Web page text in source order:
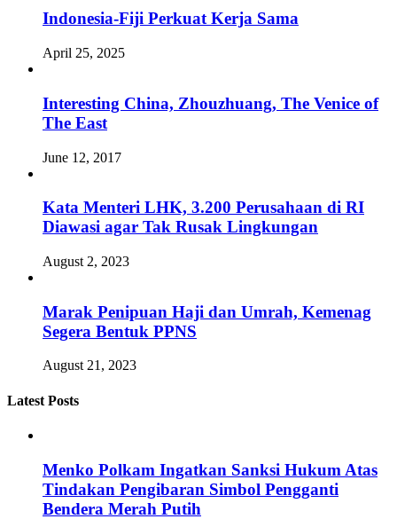
Indonesia-Fiji Perkuat Kerja Sama
April 25, 2025
Interesting China, Zhouzhuang, The Venice of
The East
June 12, 2017
Kata Menteri LHK, 3.200 Perusahaan di RI
Diawasi agar Tak Rusak Lingkungan
August 2, 2023
Marak Penipuan Haji dan Umrah, Kemenag
Segera Bentuk PPNS
August 21, 2023
Latest Posts
Menko Polkam Ingatkan Sanksi Hukum Atas
Tindakan Pengibaran Simbol Pengganti
Bendera Merah Putih